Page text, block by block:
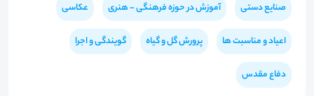
صنایع دستی آموزش در حوزه فرهنگی - هنری عکاسی
اعیاد و مناسبت ها پرورش گل و گیاه گویندگی و اجرا
دفاع مقدس